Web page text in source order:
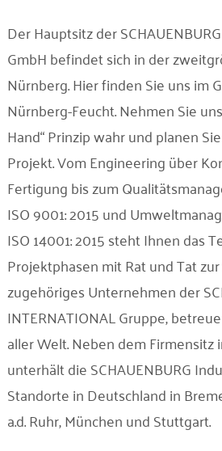
Der Hauptsitz der
GmbH befindet sich in der
Nürnberg. Hier finden Sie uns im
Nürnberg-Feucht. Nehmen Sie
Hand“ Prinzip wahr und planen
Projekt. Vom Engineering über
Fertigung bis zum
ISO 9001: 2015 und
ISO 14001: 2015 steht Ihnen das
Projektphasen mit Rat und Tat
zugehöriges Unternehmen der
INTERNATIONAL Gruppe,
aller Welt. Neben dem Firmensitz
unterhält die SCHAUENBURG
Standorte in Deutschland in
a.d. Ruhr, München und Stuttgart.